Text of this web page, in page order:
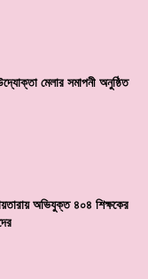
মেলার সমাপনী অনুষ্ঠিত
অভিযুক্ত ৪০৪ শিক্ষকের